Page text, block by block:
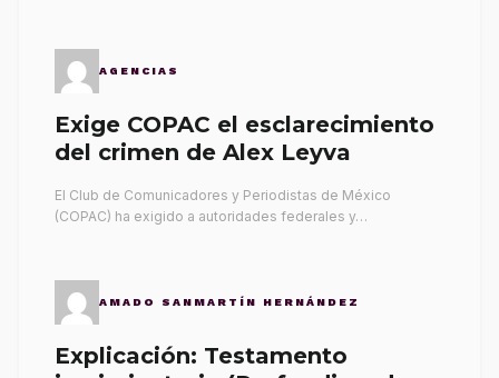
AGENCIAS
Exige COPAC el esclarecimiento
del crimen de Alex Leyva
El Club de Comunicadores y Periodistas de México
(COPAC) ha exigido a autoridades federales y…
AMADO SANMARTÍN HERNÁNDEZ
Explicación: Testamento